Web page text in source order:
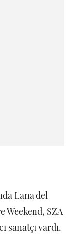
Lana del
Weekend, SZA
sanatçı vardı.